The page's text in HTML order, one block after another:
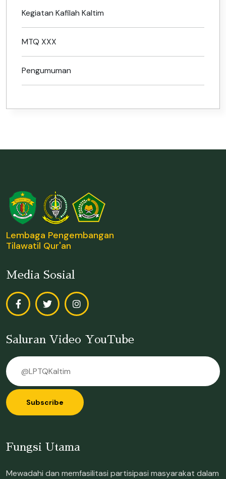
Kegiatan Kafilah Kaltim
MTQ XXX
Pengumuman
Lembaga Pengembangan
Tilawatil Qur'an
Media Sosial
Saluran Video YouTube
Subscribe
Fungsi Utama
Mewadahi dan memfasilitasi partisipasi masyarakat dalam